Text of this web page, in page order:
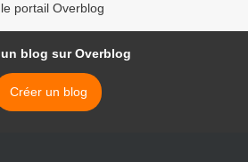
portail Overblog
un blog sur Overblog
Créer un blog